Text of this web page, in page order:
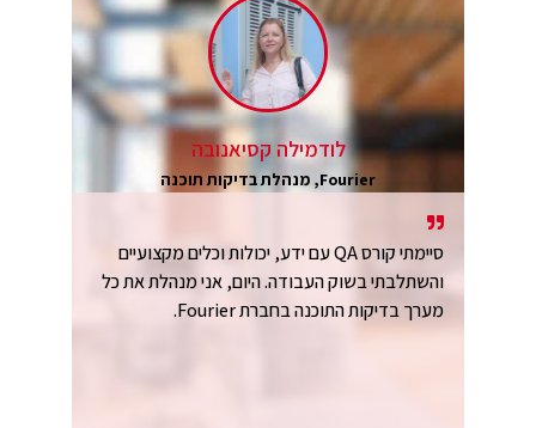
לודמילה קסיאנובה
Fourier, מנהלת בדיקות תוכנה
סיימתי קורס QA עם ידע, יכולות וכלים מקצועיים
והשתלבתי בשוק העבודה. היום, אני מנהלת את כל
מערך בדיקות התוכנה בחברת Fourier.